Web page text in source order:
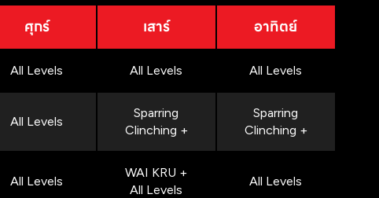
ศุกร์ เสาร์ อาทิตย์
All Levels All Levels All Levels
All Levels
Sparring
Clinching +
Sparring
Clinching +
All Levels
WAI KRU +
All Levels
All Levels